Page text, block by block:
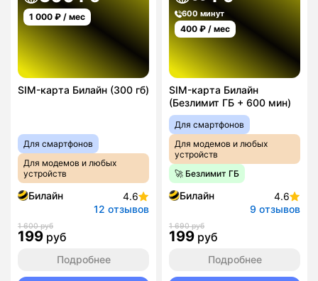
1 000 ₽ / мес
SIM-карта Билайн (300 гб)
Для смартфонов
Для модемов и любых
устройств
Билайн
4.6
12 отзывов
1 600 руб
199 руб
Подробнее
600 минут
400 ₽ / мес
SIM-карта Билайн
(Безлимит ГБ + 600 мин)
Для смартфонов
Для модемов и любых
устройств
🚀 Безлимит ГБ
Билайн
4.6
9 отзывов
1 690 руб
199 руб
Подробнее